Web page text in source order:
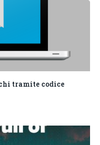
tramite codice